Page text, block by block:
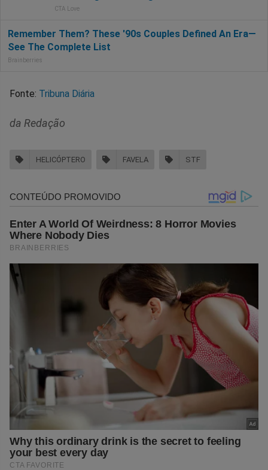
Fonte: Tribuna Diária
da Redação
HELICÓPTERO FAVELA STF